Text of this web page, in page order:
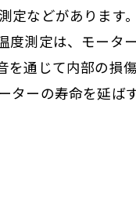
定などがあります
度測定は、モータ
を通じて内部の損
ターの寿命を延ば